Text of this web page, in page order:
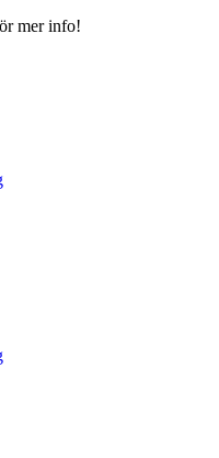
mer info!